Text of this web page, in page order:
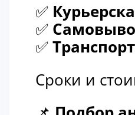
✅
✅
✅
Сроки и